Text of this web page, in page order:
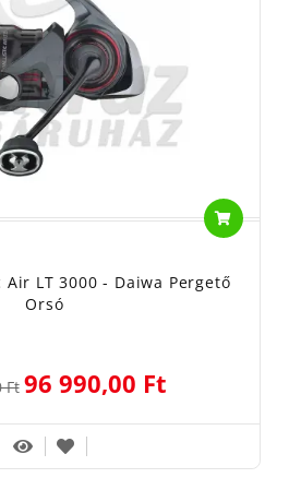
LT 3000 - Daiwa Pergető
Orsó
Ft 96 990,00 Ft